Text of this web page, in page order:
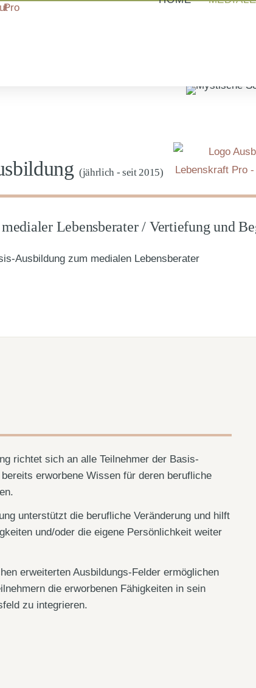
(jährlich - seit 2015)
Lebensberater / Vertiefung und
Ausbildung zum medialen Lebensberater
richtet sich an alle Teilnehmer der Basis-
erworbene Wissen für deren berufliche
unterstützt die berufliche Veränderung und hilft
und/oder die eigene Persönlichkeit weiter
erweiterten Ausbildungs-Felder ermöglichen
die erworbenen Fähigkeiten in sein
zu integrieren.